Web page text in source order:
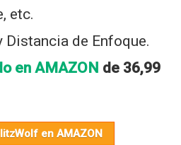
etc.
Distancia de Enfoque.
en AMAZON de 36,99
en AMAZON